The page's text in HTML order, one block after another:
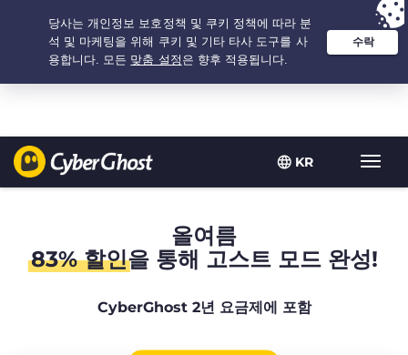
KR
탐
색
추천 옵션: 최저가 - 2.1666666666667년 $ 2.19 /개월
올여름
83% 할인을 통해 고스트 모드 완성!
CyberGhost 2년 요금제에 포함